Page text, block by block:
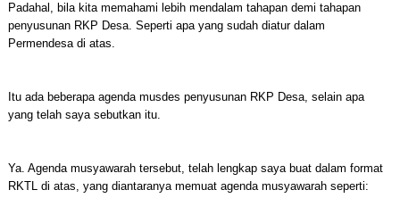
Padahal, bila kita memahami lebih mendalam tahapan demi tahapan
penyusunan RKP Desa. Seperti apa yang sudah diatur dalam
Permendesa di atas.
Itu ada beberapa agenda musdes penyusunan RKP Desa, selain apa
yang telah saya sebutkan itu.
Ya. Agenda musyawarah tersebut, telah lengkap saya buat dalam format
RKTL di atas, yang diantaranya memuat agenda musyawarah seperti: